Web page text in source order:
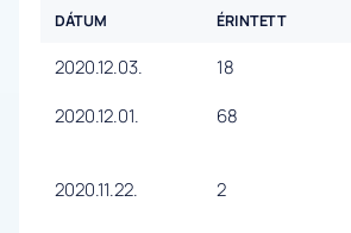
DÁTUM ÉRINTETT
2020.12.03. 18
2020.12.01.
68
2020.11.22.
2